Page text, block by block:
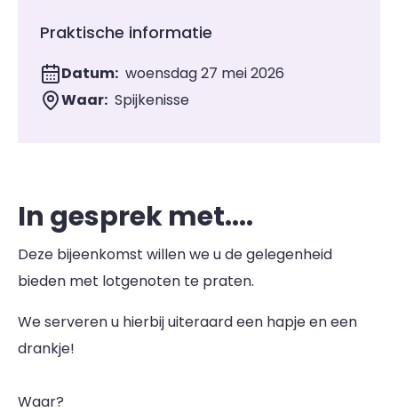
In gesprek met....
Deze bijeenkomst willen we u de gelegenheid
bieden met lotgenoten te praten.
We serveren u hierbij uiteraard een hapje en een
drankje!
Waar?
Praktische informatie
Datum: woensdag 27 mei 2026
Waar: Spijkenisse